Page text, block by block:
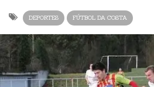
DEPORTES FÚTBOL DA COSTA